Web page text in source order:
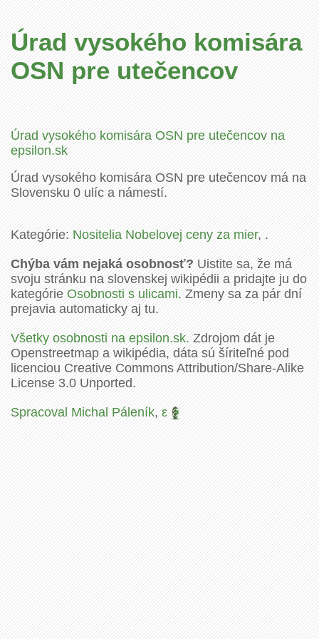
Úrad vysokého komisára
OSN pre utečencov
Úrad vysokého komisára OSN pre utečencov na
epsilon.sk
Úrad vysokého komisára OSN pre utečencov má na
Slovensku 0 ulíc a námestí.
Kategórie:Nositelia Nobelovej ceny za mier, .
Chýba vám nejaká osobnosť?Uistite sa, že má
svoju stránku na slovenskej wikipédii a pridajte ju do
kategórieOsobnosti s ulicami. Zmeny sa za pár dní
prejavia automaticky aj tu.
Všetky osobnosti na epsilon.sk.Zdrojom dát je
Openstreetmap a wikipédia, dáta sú šíriteľné pod
licenciou Creative Commons Attribution/Share-Alike
License 3.0 Unported.
Spracoval Michal Páleník,ε